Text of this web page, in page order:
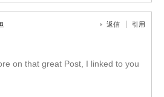
返信 引用
on that great Post, I linked to you